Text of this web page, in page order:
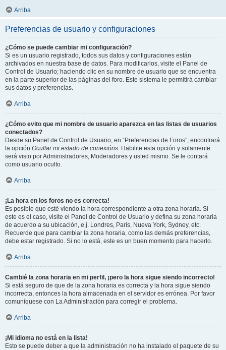
Arriba
Preferencias de usuario y configuraciones
¿Cómo se puede cambiar mi configuración?
Si es un usuario registrado, todos sus datos y configuraciones están
archivados en nuestra base de datos. Para modificarlos, visite el Panel de
Control de Usuario; haciendo clic en su nombre de usuario que se encuentra
en la parte superior de las páginas del foro. Este sistema le permitirá cambiar
sus datos y preferencias.
Arriba
¿Cómo evito que mi nombre de usuario aparezca en las listas de usuarios
conectados?
Desde su Panel de Control de Usuario, en “Preferencias de Foros”, encontrará
la opción Ocultar mi estado de conexións. Habilite esta opción y solamente
será visto por Administradores, Moderadores y usted mismo. Se le contará
como usuario oculto.
Arriba
¡La hora en los foros no es correcta!
Es posible que esté viendo la hora correspondiente a otra zona horaria. Si
este es el caso, visite el Panel de Control de Usuario y defina su zona horaria
de acuerdo a su ubicación, e.j. Londres, París, Nueva York, Sydney, etc.
Recuerde que para cambiar la zona horaria, como las demás preferencias,
debe estar registrado. Si no lo está, este es un buen momento para hacerlo.
Arriba
Cambié la zona horaria en mi perfil, ¡pero la hora sigue siendo incorrecto!
Si está seguro de que de la zona horaria es correcta y la hora sigue siendo
incorrecta, entonces la hora almacenada en el servidor es errónea. Por favor
comuníquese con La Administración para corregir el problema.
Arriba
¡Mi idioma no está en la lista!
Esto se puede deber a que la administración no ha instalado el paquete de su